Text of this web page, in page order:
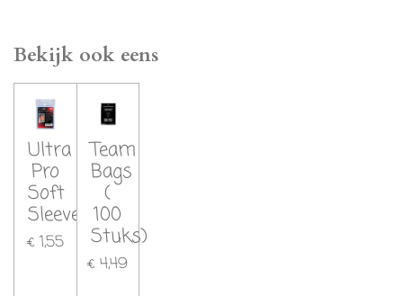
Bekijk ook eens
Ultra
Pro
Soft
Sleeves
€ 1,55
Team
Bags
(
100
Stuks)
€ 4,49